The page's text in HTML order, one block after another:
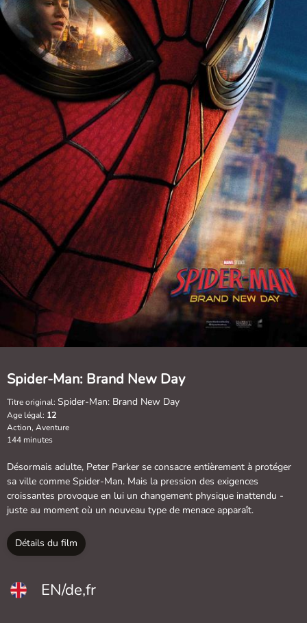
Spider-Man: Brand New Day
Titre original: Spider-Man: Brand New Day
Age légal: 12
Action, Aventure
144 minutes
Désormais adulte, Peter Parker se consacre entièrement à protéger
sa ville comme Spider-Man. Mais la pression des exigences
croissantes provoque en lui un changement physique inattendu -
juste au moment où un nouveau type de menace apparaît.
Détails du film
EN/de,fr